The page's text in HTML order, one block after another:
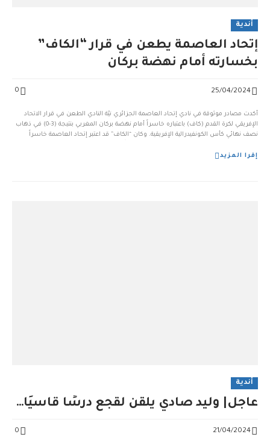
أندية
إتحاد العاصمة يطعن في قرار “الكاف”
بخسارته أمام نهضة بركان
25/04/2024
0
أكدت مصادر موثوقة في نادي إتحاد العاصمة الجزائري نيّة النادي الطعن في قرار الاتحاد
الإفريقي لكرة القدم (كاف) باعتباره خاسراً أمام نهضة بركان المغربي بنتيجة (3-0) في ذهاب
نصف نهائي كأس الكونفيدرالية الإفريقية. وكان “الكاف” قد اعتبر إتحاد العاصمة خاسراً
[...
إقرا المزيد
أندية
عاجل| وليد صادي يلقن لقجع درسًا قاسيًا…
21/04/2024
0